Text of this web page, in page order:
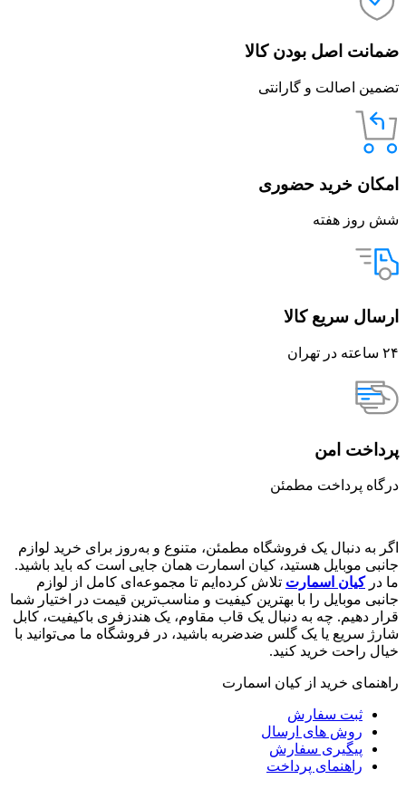
ضمانت اصل بودن کالا
تضمین اصالت و گارانتی
امکان خرید حضوری
شش روز هفته
ارسال سریع کالا
۲۴ ساعته در تهران
پرداخت امن
درگاه پرداخت مطمئن
اگر به دنبال یک فروشگاه مطمئن، متنوع و به‌روز برای خرید لوازم
جانبی موبایل هستید، کیان اسمارت همان جایی است که باید باشید.
ما درکیان اسمارت تلاش کرده‌ایم تا مجموعه‌ای کامل از لوازم
جانبی موبایل را با بهترین کیفیت و مناسب‌ترین قیمت در اختیار شما
قرار دهیم. چه به دنبال یک قاب مقاوم، یک هندزفری باکیفیت، کابل
شارژ سریع یا یک گلس ضدضربه باشید، در فروشگاه ما می‌توانید با
خیال راحت خرید کنید.
راهنمای خرید از کیان اسمارت
ثبت سفارش
روش‌ های ارسال
پیگیری سفارش
راهنمای پرداخت